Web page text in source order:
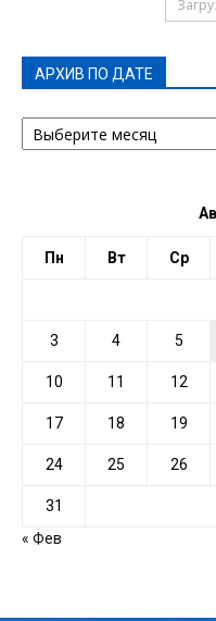
АРХИВ ПО ДАТЕ
АРХИВ
ПО
Пн Вт Ср
3 4 5
10 11 12
17 18 19
24 25 26
31
« Фев